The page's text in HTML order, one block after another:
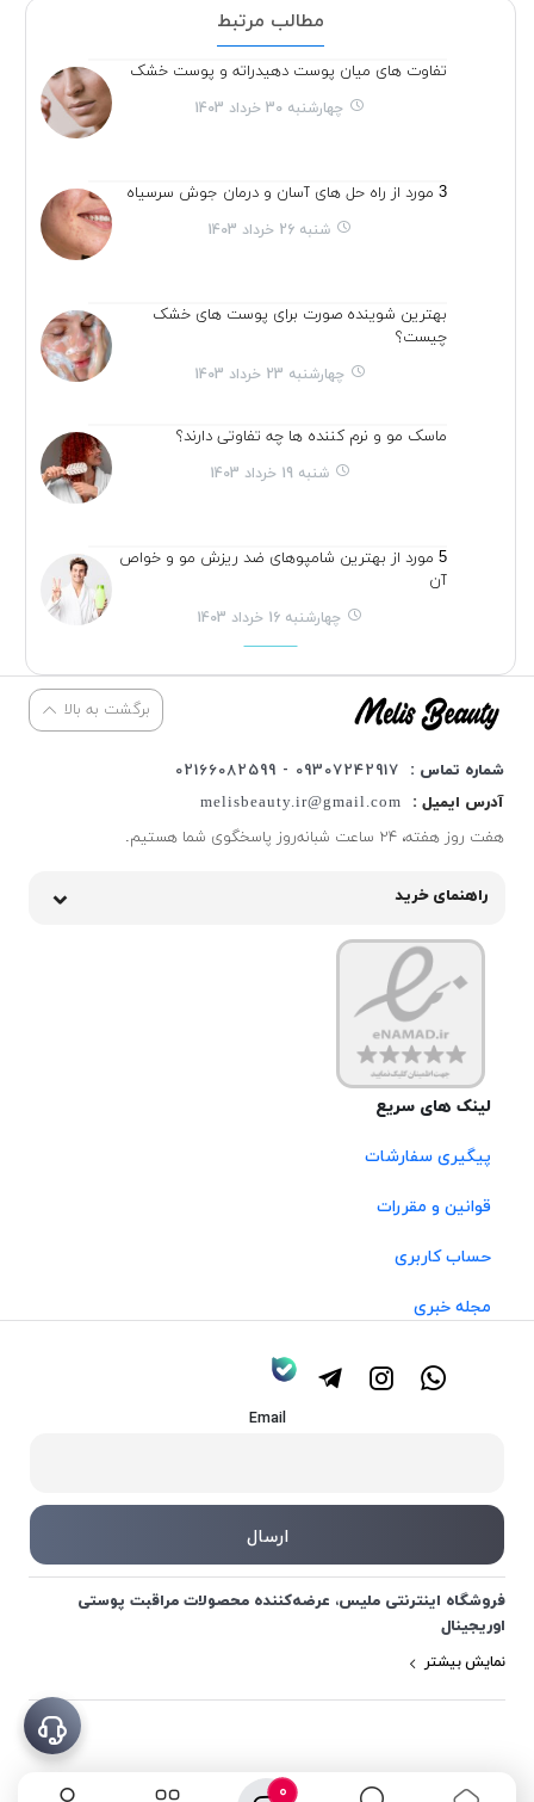
مطالب مرتبط
تفاوت های میان پوست دهیدراته و پوست خشک
چهارشنبه 30 خرداد 1403
3 مورد از راه حل های آسان و درمان جوش سرسیاه
شنبه 26 خرداد 1403
بهترین شوینده صورت برای پوست های خشک
چیست؟
چهارشنبه 23 خرداد 1403
ماسک مو و نرم کننده ها چه تفاوتی دارند؟
شنبه 19 خرداد 1403
5 مورد از بهترین شامپوهای ضد ریزش مو و خواص
آن
چهارشنبه 16 خرداد 1403
0
برگشت به بالا
شماره تماس :
09307242917 - 02166082599
آدرس ایمیل :
melisbeauty.ir@gmail.com
هفت روز هفته، ۲۴ ساعت شبانه‌روز پاسخگوی شما هستیم.
راهنمای خرید
لینک های سریع
پیگیری سفارشات
قوانین و مقررات
حساب کاربری
مجله خبری
Email
فروشگاه اینترنتی ملیس، عرضه‌کننده محصولات مراقبت پوستی
اوریجینال
نمایش بیشتر